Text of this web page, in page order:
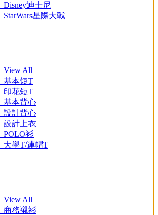
Disney迪士尼
StarWars星際大戰
View All
基本短T
印花短T
基本背心
設計背心
設計上衣
POLO衫
大學T/連帽T
View All
商務襯衫